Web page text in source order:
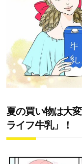
夏の買い物は大
ライフ牛乳」！